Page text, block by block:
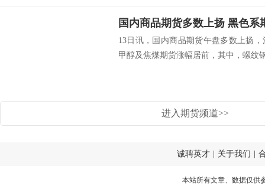
国内商品期货多数上扬 黑色系
13日讯，国内商品期货午盘多数上扬
甲醇及焦煤期货涨幅居前，其中，螺纹
进入期货频道>>
诚聘英才 关于我们
本站所有文章、数据仅供